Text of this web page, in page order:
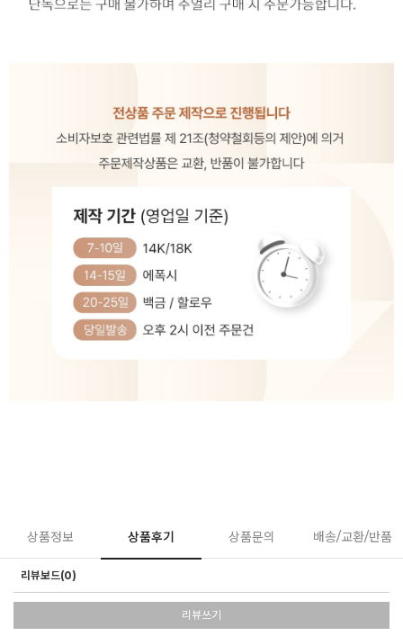
상품정보 상품후기 상품문의 배송/교환/반품
리뷰보드(0)
리뷰쓰기